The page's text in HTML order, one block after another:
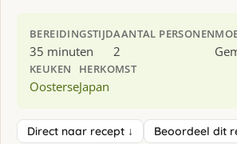
BEREIDINGSTIJD
35 minuten
AANTAL PERSONEN
2
KEUKEN
Oosterse
HERKOMST
Japan
Direct naar recept ↓ Beoordeel dit